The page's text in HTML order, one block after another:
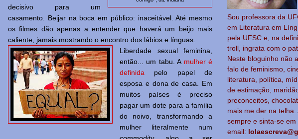
decisivo para um
casamento. Beijar na boca em público: inaceitável. Até mesmo
os filmes dão apenas a entender que haverá um beijo mais
caliente, jamais mostrando o encontro dos lábios e línguas.
Liberdade sexual feminina,
então... um tabu. A mulher é
definida pelo papel de
esposa e dona de casa. Em
muitos países é preciso
pagar um dote para a família
do noivo, transformando a
mulher literalmente num
Sou professora da
em Literatura em
pela UFSC e, na
troll, ingrata com o
Neste bloguinho não
falo de feminismo,
literatura, política,
de estimação,
preconceitos,
mais me der na telha.
sempre e sinta-se em
email: